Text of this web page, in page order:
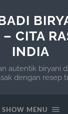
CITA
INDIA
autentik biryani
dengan resep
SHOW MENU